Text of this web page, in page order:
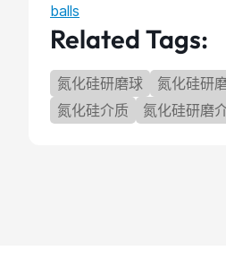
balls
Related Tags:
氮化硅研磨球
氮化硅研
氮化硅介质
氮化硅研磨